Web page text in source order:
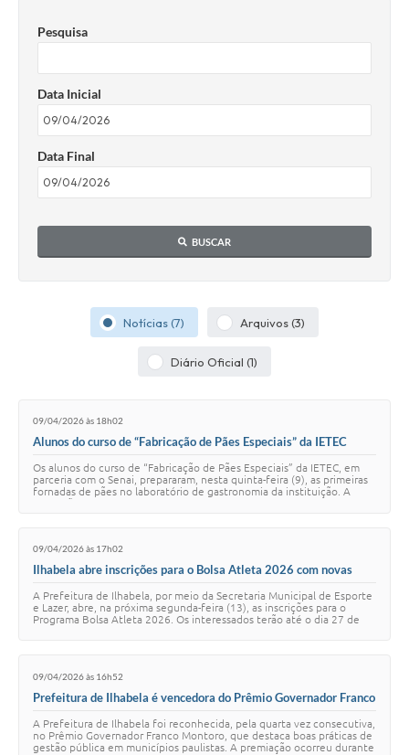
Pesquisa
Data Inicial
Data Final
BUSCAR
Notícias (7) Arquivos (3)
Diário Oficial (1)
09/04/2026 às 18h02
Alunos do curso de “Fabricação de Pães Especiais” da IETEC
Os alunos do curso de “Fabricação de Pães Especiais” da IETEC, em
parceria com o Senai, prepararam, nesta quinta-feira (9), as primeiras
fornadas de pães no laboratório de gastronomia da instituição. A
09/04/2026 às 17h02
Ilhabela abre inscrições para o Bolsa Atleta 2026 com novas
A Prefeitura de Ilhabela, por meio da Secretaria Municipal de Esporte
e Lazer, abre, na próxima segunda-feira (13), as inscrições para o
Programa Bolsa Atleta 2026. Os interessados terão até o dia 27 de
09/04/2026 às 16h52
Prefeitura de Ilhabela é vencedora do Prêmio Governador Franco
A Prefeitura de Ilhabela foi reconhecida, pela quarta vez consecutiva,
no Prêmio Governador Franco Montoro, que destaca boas práticas de
gestão pública em municípios paulistas. A premiação ocorreu durante